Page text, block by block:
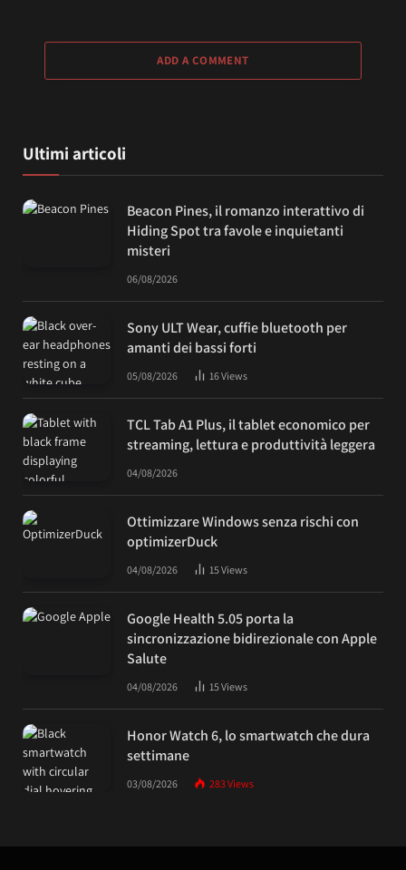
ADD A COMMENT
Ultimi articoli
Beacon Pines, il romanzo interattivo di
Hiding Spot tra favole e inquietanti
misteri
06/08/2026
Sony ULT Wear, cuffie bluetooth per
amanti dei bassi forti
05/08/2026 16Views
TCL Tab A1 Plus, il tablet economico per
streaming, lettura e produttività leggera
04/08/2026
Ottimizzare Windows senza rischi con
optimizerDuck
04/08/2026 15Views
Google Health 5.05 porta la
sincronizzazione bidirezionale con Apple
Salute
04/08/2026 15Views
Honor Watch 6, lo smartwatch che dura
settimane
03/08/2026 283Views